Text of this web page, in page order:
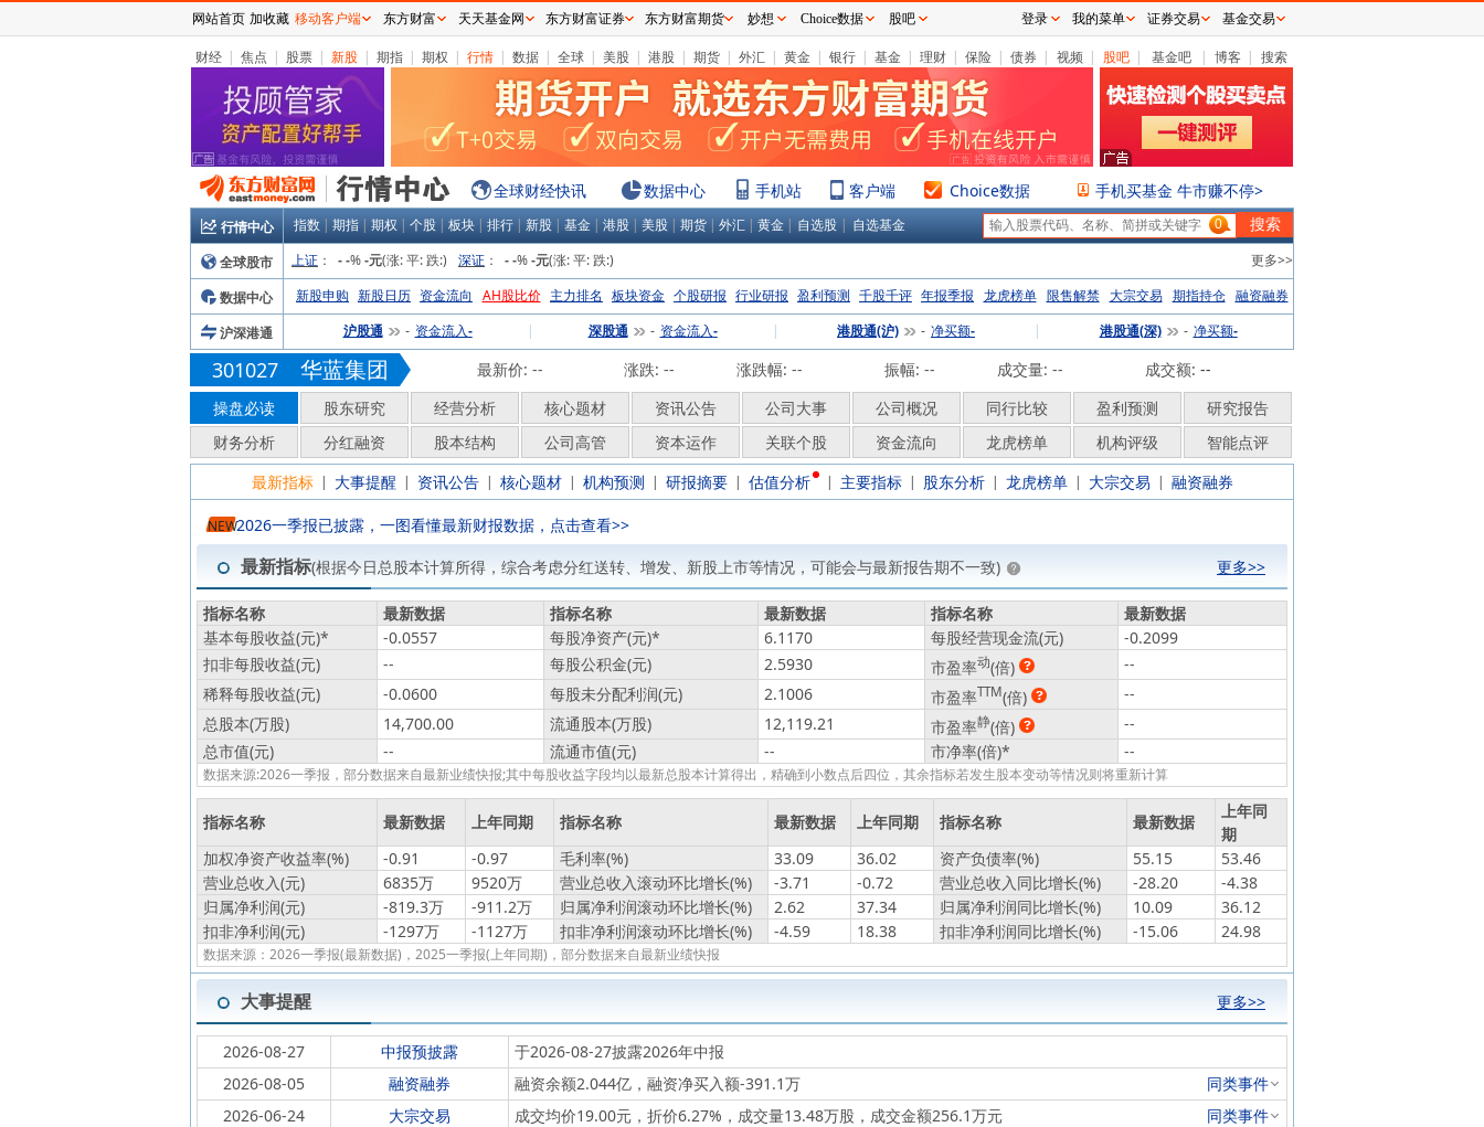
财经 | 焦点 | 股票 | 新股 | 期指 | 期权 | 行情 | 数据 | 全球 | 美股 | 港股 | 期货 | 外汇 | 黄金 | 银行 | 基金 | 理财 | 保险 | 债券 | 视频 | 股吧 | 基金吧 | 博客 | 搜索
全球财经快讯 数据中心 手机站 客户端 Choice数据 手机买基金 牛市赚不停>
行情中心 指数 | 期指 | 期权 | 个股 | 板块 | 排行 | 新股 | 基金 | 港股 | 美股 | 期货 | 外汇 | 黄金 | 自选股 | 自选基金 0
全球股市 上证 ： - -% -元(涨:平:跌:) 深证 ： - -% -元(涨:平:跌:)
更多>>
数据中心
新股申购 新股日历 资金流向 AH股比价 主力排名 板块资金 个股研报 行业研报 盈利预测 千股千评 年报季报 龙虎榜单 限售解禁 大宗交易 期指持仓 融资融券
沪深港通
沪股通 - 资金流入- | 深股通 - 资金流入- | 港股通(沪) - 净买额- | 港股通(深) - 净买额-
301027 华蓝集团 最新价: -- 涨跌: -- 涨跌幅: -- 振幅: -- 成交量: -- 成交额: --
操盘必读
股东研究 经营分析 核心题材 资讯公告 公司大事 公司概况 同行比较 盈利预测
研究报告
财务分析
分红融资 股本结构 公司高管 资本运作 关联个股 资金流向 龙虎榜单 机构评级
智能点评
最新指标 | 大事提醒 | 资讯公告 | 核心题材 | 机构预测 | 研报摘要 | 估值分析 | 主要指标 | 股东分析 | 龙虎榜单 | 大宗交易 | 融资融券
NEW2026一季报已披露，一图看懂最新财报数据，点击查看>>
最新指标(根据今日总股本计算所得，综合考虑分红送转、增发、新股上市等情况，可能会与最新报告期不一致) 更多>>
指标名称 最新数据 指标名称 最新数据 指标名称
最新数据
基本每股收益(元)* -0.0557 每股净资产(元)* 6.1170 每股经营现金流(元)
-0.2099
扣非每股收益(元)
-- 每股公积金(元) 2.5930 市盈率动(倍)
--
稀释每股收益(元)
-0.0600 每股未分配利润(元) 2.1006 市盈率TTM(倍)
--
总股本(万股)
14,700.00 流通股本(万股) 12,119.21 市盈率静(倍)
--
总市值(元)
-- 流通市值(元) -- 市净率(倍)* --
数据来源:2026一季报，部分数据来自最新业绩快报;其中每股收益字段均以最新总股本计算得出，精确到小数点后四位，其余指标若发生股本变动等情况则将重新计算
指标名称 最新数据 上年同期 指标名称 最新数据 上年同期 指标名称 最新数据
上年同
期
加权净资产收益率(%)
-0.91 -0.97 毛利率(%) 33.09 36.02 资产负债率(%) 55.15
53.46
营业总收入(元)
6835万 9520万 营业总收入滚动环比增长(%) -3.71 -0.72 营业总收入同比增长(%) -28.20
-4.38
归属净利润(元)
-819.3万 -911.2万 归属净利润滚动环比增长(%) 2.62 37.34 归属净利润同比增长(%) 10.09
36.12
扣非净利润(元)
-1297万 -1127万 扣非净利润滚动环比增长(%) -4.59 18.38 扣非净利润同比增长(%) -15.06 24.98
数据来源：2026一季报(最新数据)，2025一季报(上年同期)，部分数据来自最新业绩快报
大事提醒 更多>>
2026-08-27 中报预披露
于2026-08-27披露2026年中报
2026-08-05
融资融券 融资余额2.044亿，融资净买入额-391.1万
同类事件
2026-06-24
大宗交易 成交均价19.00元，折价6.27%，成交量13.48万股，成交金额256.1万元
同类事件
网站首页 加收藏 移动客户端 东方财富 天天基金网 东方财富证券 东方财富期货 妙想 Choice数据 股吧 登录 我的菜单 证券交易 基金交易